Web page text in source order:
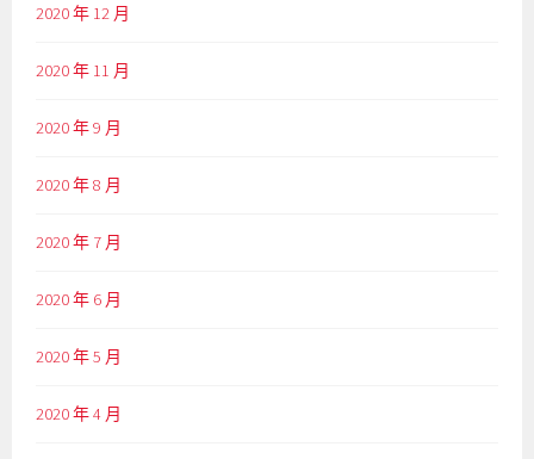
2020 年 12 月
2020 年 11 月
2020 年 9 月
2020 年 8 月
2020 年 7 月
2020 年 6 月
2020 年 5 月
2020 年 4 月